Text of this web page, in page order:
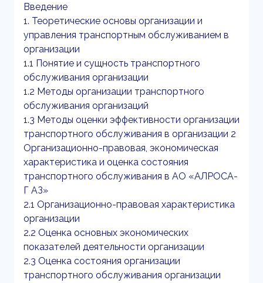
Введение
1. Теоретические основы организации и
управления транспортным обслуживанием в
организации
1.1 Понятие и сущность транспортного
обслуживания организации
1.2 Методы организации транспортного
обслуживания организаций
1.3 Методы оценки эффективности организации
транспортного обслуживания в организации 2
Организационно-правовая, экономическая
характеристика и оценка состояния
транспортного обслуживания в АО «АЛРОСА-
Г АЗ»
2.1 Организационно-правовая характеристика
организации
2.2 Оценка основных экономических
показателей деятельности организации
2.3 Оценка состояния организации
транспортного обслуживания организации